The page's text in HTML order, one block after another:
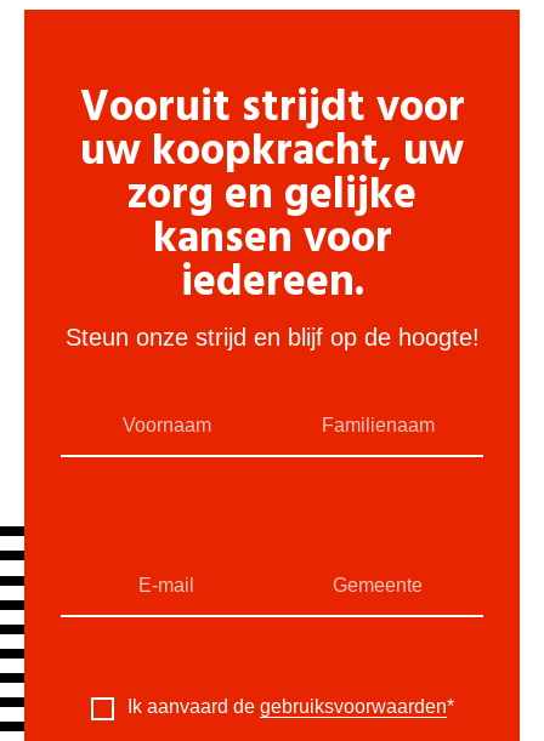
Vooruit strijdt voor
uw koopkracht, uw
zorg en gelijke
kansen voor
iedereen.
Steun onze strijd en blijf op de hoogte!
Ik aanvaard de gebruiksvoorwaarden*